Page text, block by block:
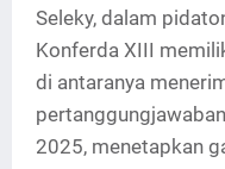
Seleky, dalam
Konferda XIII
di antaranya
2025, menetapkan